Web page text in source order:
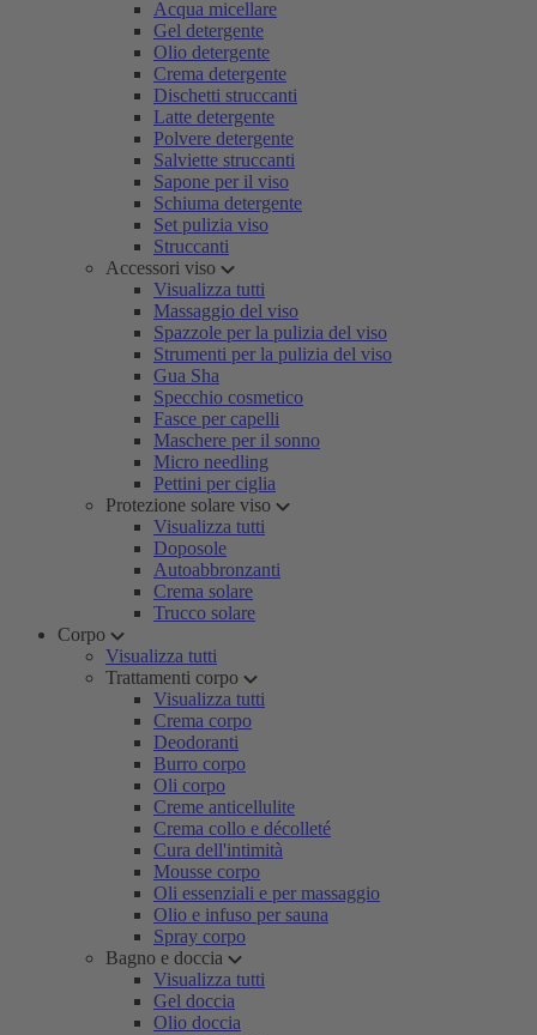
Acqua micellare
Gel detergente
Olio detergente
Crema detergente
Dischetti struccanti
Latte detergente
Polvere detergente
Salviette struccanti
Sapone per il viso
Schiuma detergente
Set pulizia viso
Struccanti
Accessori viso
Visualizza tutti
Massaggio del viso
Spazzole per la pulizia del viso
Strumenti per la pulizia del viso
Gua Sha
Specchio cosmetico
Fasce per capelli
Maschere per il sonno
Micro needling
Pettini per ciglia
Protezione solare viso
Visualizza tutti
Doposole
Autoabbronzanti
Crema solare
Trucco solare
Corpo
Visualizza tutti
Trattamenti corpo
Visualizza tutti
Crema corpo
Deodoranti
Burro corpo
Oli corpo
Creme anticellulite
Crema collo e décolleté
Cura dell'intimità
Mousse corpo
Oli essenziali e per massaggio
Olio e infuso per sauna
Spray corpo
Bagno e doccia
Visualizza tutti
Gel doccia
Olio doccia